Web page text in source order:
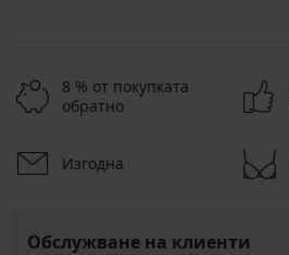
8 % от покупката
обратно
Изгодна
Обслужване на клиенти